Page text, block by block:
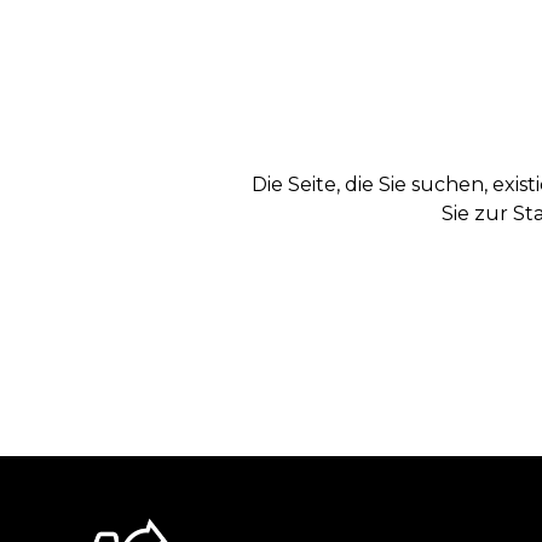
Die Seite, die Sie suchen,
Sie zur